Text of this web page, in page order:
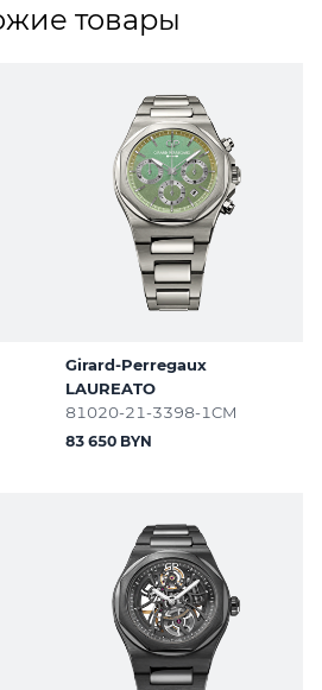
товары
Girard-Perregaux
LAUREATO
81020-21-3398-1CM
83 650 BYN